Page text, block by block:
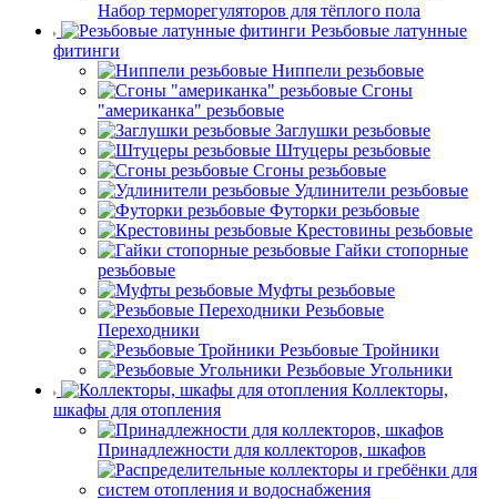
Набор терморегуляторов для тёплого пола
Резьбовые латунные
фитинги
Ниппели резьбовые
Сгоны
"американка" резьбовые
Заглушки резьбовые
Штуцеры резьбовые
Сгоны резьбовые
Удлинители резьбовые
Футорки резьбовые
Крестовины резьбовые
Гайки стопорные
резьбовые
Муфты резьбовые
Резьбовые
Переходники
Резьбовые Тройники
Резьбовые Угольники
Коллекторы,
шкафы для отопления
Принадлежности для коллекторов, шкафов